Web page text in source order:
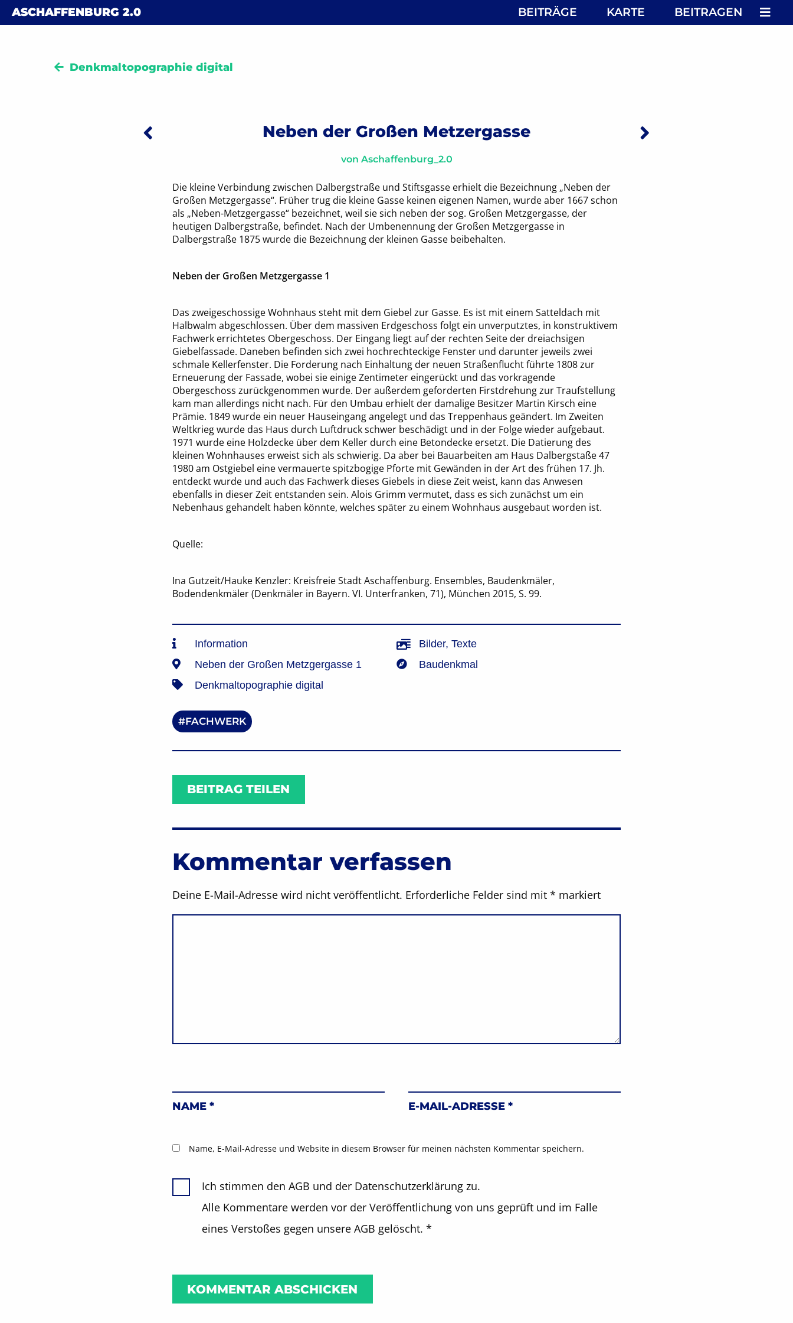
Skip to content
ASCHAFFENBURG 2.0 BEITRÄGE KARTE BEITRAGEN
Denkmaltopographie digital
Beitragsnavigation
Vorheriger: Nebensteingasse Nächster:
Neben der Großen Metzergasse
von Aschaffenburg_2.0
Die kleine Verbindung zwischen Dalbergstraße und Stiftsgasse erhielt die Bezeichnung „Neben der
Großen Metzgergasse“. Früher trug die kleine Gasse keinen eigenen Namen, wurde aber 1667 schon
als „Neben-Metzgergasse“ bezeichnet, weil sie sich neben der sog. Großen Metzgergasse, der
heutigen Dalbergstraße, befindet. Nach der Umbenennung der Großen Metzgergasse in
Dalbergstraße 1875 wurde die Bezeichnung der kleinen Gasse beibehalten.
Neben der Großen Metzgergasse 1
Das zweigeschossige Wohnhaus steht mit dem Giebel zur Gasse. Es ist mit einem Satteldach mit
Halbwalm abgeschlossen. Über dem massiven Erdgeschoss folgt ein unverputztes, in konstruktivem
Fachwerk errichtetes Obergeschoss. Der Eingang liegt auf der rechten Seite der dreiachsigen
Giebelfassade. Daneben befinden sich zwei hochrechteckige Fenster und darunter jeweils zwei
schmale Kellerfenster. Die Forderung nach Einhaltung der neuen Straßenflucht führte 1808 zur
Erneuerung der Fassade, wobei sie einige Zentimeter eingerückt und das vorkragende
Obergeschoss zurückgenommen wurde. Der außerdem geforderten Firstdrehung zur Traufstellung
kam man allerdings nicht nach. Für den Umbau erhielt der damalige Besitzer Martin Kirsch eine
Prämie. 1849 wurde ein neuer Hauseingang angelegt und das Treppenhaus geändert. Im Zweiten
Weltkrieg wurde das Haus durch Luftdruck schwer beschädigt und in der Folge wieder aufgebaut.
1971 wurde eine Holzdecke über dem Keller durch eine Betondecke ersetzt. Die Datierung des
kleinen Wohnhauses erweist sich als schwierig. Da aber bei Bauarbeiten am Haus Dalbergstaße 47
1980 am Ostgiebel eine vermauerte spitzbogige Pforte mit Gewänden in der Art des frühen 17. Jh.
entdeckt wurde und auch das Fachwerk dieses Giebels in diese Zeit weist, kann das Anwesen
ebenfalls in dieser Zeit entstanden sein. Alois Grimm vermutet, dass es sich zunächst um ein
Nebenhaus gehandelt haben könnte, welches später zu einem Wohnhaus ausgebaut worden ist.
Quelle:
Ina Gutzeit/Hauke Kenzler: Kreisfreie Stadt Aschaffenburg. Ensembles, Baudenkmäler,
Bodendenkmäler (Denkmäler in Bayern. VI. Unterfranken, 71), München 2015, S. 99.
Neben der Großen Metzgergasse 1
Bilder, Texte
Information
Baudenkmal
Denkmaltopographie digital
FACHWERK
BEITRAG TEILEN
Kommentar verfassen
Deine E-Mail-Adresse wird nicht veröffentlicht. Erforderliche Felder sind mit * markiert
NAME * E-MAIL-ADRESSE *
Name, E-Mail-Adresse und Website in diesem Browser für meinen nächsten Kommentar speichern.
Ich stimmen den AGB und der Datenschutzerklärung zu.
Alle Kommentare werden vor der Veröffentlichung von uns geprüft und im Falle
eines Verstoßes gegen unsere AGB gelöscht. *